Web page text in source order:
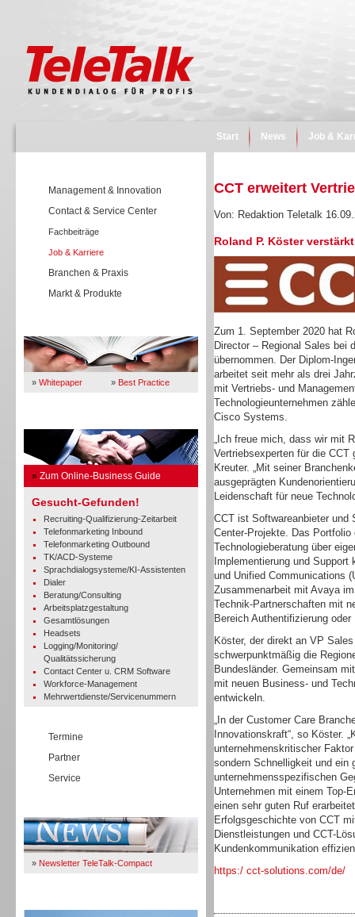
Start News Job &
Management & Innovation
Contact & Service Center
Fachbeiträge
Job & Karriere
Branchen & Praxis
Markt & Produkte
» Whitepaper » Best Practice
» Zum Online-Business Guide
Gesucht-Gefunden!
Recruiting-Qualifizierung-Zeitarbeit
Telefonmarketing Inbound
Telefonmarketing Outbound
TK/ACD-Systeme
Sprachdialogsysteme/KI-Assistenten
Dialer
Beratung/Consulting
Arbeitsplatzgestaltung
Gesamtlösungen
Headsets
Logging/Monitoring/
Qualitätssicherung
Contact Center u. CRM Software
Workforce-Management
Mehrwertdienste/Servicenummern
Termine
Partner
Service
» Newsletter TeleTalk-Compact
CCT erweitert
Von: Redaktion Teletalk
Roland P. Köster
Zum 1. September 2020 hat
Director – Regional Sales bei
übernommen. Der Diplom-
arbeitet seit mehr als drei
mit Vertriebs- und
Technologieunternehmen
Cisco Systems.
„Ich freue mich, dass wir mit
Vertriebsexperten für die CCT
Kreuter. „Mit seiner
ausgeprägten
Leidenschaft für neue
CCT ist Softwareanbieter und
Center-Projekte. Das
Technologieberatung über
Implementierung und
und Unified Communications
Zusammenarbeit mit Avaya
Technik-Partnerschaften mit
Bereich Authentifizierung oder
Köster, der direkt an VP
schwerpunktmäßig die
Bundesländer. Gemeinsam
mit neuen Business- und
entwickeln.
„In der Customer Care
Innovationskraft“, so Köster.
unternehmenskritischer
sondern Schnelligkeit und ein
unternehmensspezifischen
Unternehmen mit einem Top-
einen sehr guten Ruf
Erfolgsgeschichte von CCT
Dienstleistungen und CCT-
Kundenkommunikation
https:/ cct-solutions.com/de/